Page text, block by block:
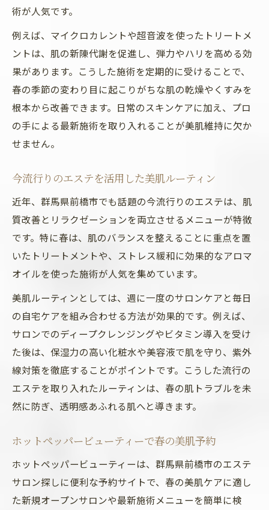
術が人気です。
例えば、マイクロカレントや超音波を使ったトリートメ
ントは、肌の新陳代謝を促進し、弾力やハリを高める効
果があります。こうした施術を定期的に受けることで、
春の季節の変わり目に起こりがちな肌の乾燥やくすみを
根本から改善できます。日常のスキンケアに加え、プロ
の手による最新施術を取り入れることが美肌維持に欠か
せません。
今流行りのエステを活用した美肌ルーティン
近年、群馬県前橋市でも話題の今流行りのエステは、肌
質改善とリラクゼーションを両立させるメニューが特徴
です。特に春は、肌のバランスを整えることに重点を置
いたトリートメントや、ストレス緩和に効果的なアロマ
オイルを使った施術が人気を集めています。
美肌ルーティンとしては、週に一度のサロンケアと毎日
の自宅ケアを組み合わせる方法が効果的です。例えば、
サロンでのディープクレンジングやビタミン導入を受け
た後は、保湿力の高い化粧水や美容液で肌を守り、紫外
線対策を徹底することがポイントです。こうした流行の
エステを取り入れたルーティンは、春の肌トラブルを未
然に防ぎ、透明感あふれる肌へと導きます。
ホットペッパービューティーで春の美肌予約
ホットペッパービューティーは、群馬県前橋市のエステ
サロン探しに便利な予約サイトで、春の美肌ケアに適し
た新規オープンサロンや最新施術メニューを簡単に検